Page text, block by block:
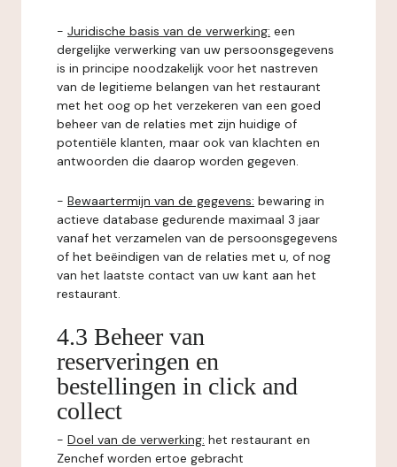
- Juridische basis van de verwerking: een
dergelijke verwerking van uw persoonsgegevens
is in principe noodzakelijk voor het nastreven
van de legitieme belangen van het restaurant
met het oog op het verzekeren van een goed
beheer van de relaties met zijn huidige of
potentiële klanten, maar ook van klachten en
antwoorden die daarop worden gegeven.
- Bewaartermijn van de gegevens: bewaring in
actieve database gedurende maximaal 3 jaar
vanaf het verzamelen van de persoonsgegevens
of het beëindigen van de relaties met u, of nog
van het laatste contact van uw kant aan het
restaurant.
4.3 Beheer van
reserveringen en
bestellingen in click and
collect
- Doel van de verwerking: het restaurant en
Zenchef worden ertoe gebracht